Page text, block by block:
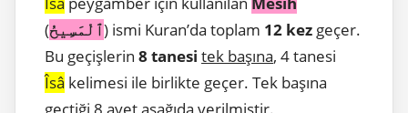
(ٱلْمَسِيحُ) ismi Kuran’da toplam 12 kez geçer.
Bu geçişlerin 8 tanesi tek başına, 4 tanesi
Îsâ kelimesi ile birlikte geçer. Tek başına